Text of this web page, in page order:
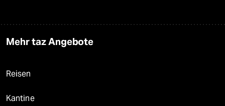
Mehr taz Angebote
Reisen
Kantine